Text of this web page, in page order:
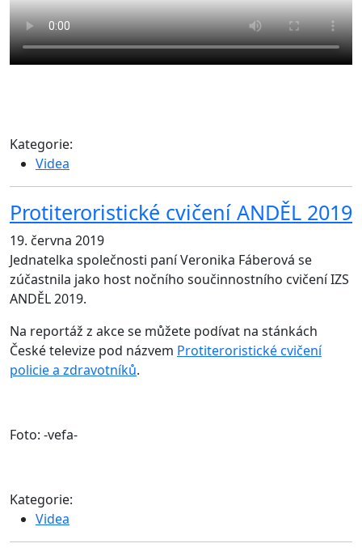
Kategorie:
Videa
Protiteroristické cvičení ANDĚL 2019
19. června 2019
Jednatelka společnosti paní Veronika Fáberová se
zúčastnila jako host nočního součinnostního cvičení IZS
ANDĚL 2019.
Na reportáž z akce se můžete podívat na stánkách
České televize pod názvem Protiteroristické cvičení
policie a zdravotníků.
Foto: -vefa-
Kategorie:
Videa